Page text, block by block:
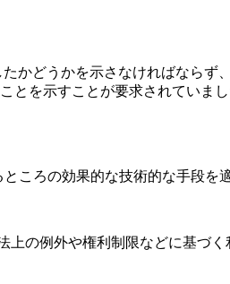
かどうかを示さなければならず
とを示すことが要求されていまし
ころの効果的な技術的な手段を
の例外や権利制限などに基づく